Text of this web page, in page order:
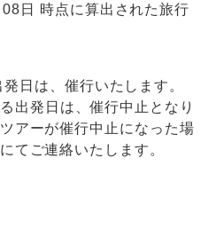
日 時点に算出された旅行
日は、催行いたします。
出発日は、催行中止となり
アーが催行中止になった場
てご連絡いたします。